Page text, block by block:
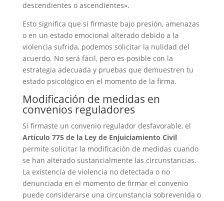
descendientes o ascendientes».
Esto significa que si firmaste bajo presión, amenazas
o en un estado emocional alterado debido a la
violencia sufrida, podemos solicitar la nulidad del
acuerdo. No será fácil, pero es posible con la
estrategia adecuada y pruebas que demuestren tu
estado psicológico en el momento de la firma.
Modificación de medidas en
convenios reguladores
Si firmaste un convenio regulador desfavorable, el
Artículo 775 de la Ley de Enjuiciamiento Civil
permite solicitar la modificación de medidas cuando
se han alterado sustancialmente las circunstancias.
La existencia de violencia no detectada o no
denunciada en el momento de firmar el convenio
puede considerarse una circunstancia sobrevenida o